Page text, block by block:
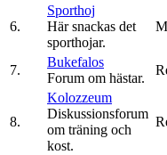
6.
Sporthoj
Här snackas det
sporthojar.
7.
Bukefalos
Forum om hästar.
8.
Kolozzeum
Diskussionsforum
om träning och
kost.